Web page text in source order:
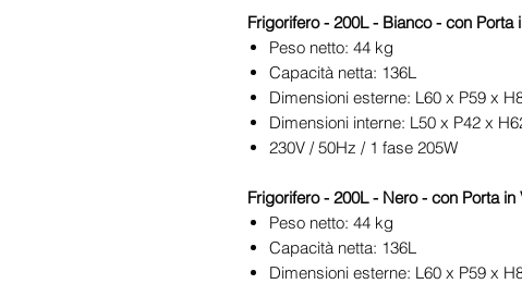
Frigorifero - 200L - Bianco - con Porta
Peso netto: 44 kg
Capacità netta: 136L
Dimensioni esterne: L60 x P59 x
Dimensioni interne: L50 x P42 x
230V / 50Hz / 1 fase 205W
Frigorifero - 200L - Nero - con Porta in
Peso netto: 44 kg
Capacità netta: 136L
Dimensioni esterne: L60 x P59 x